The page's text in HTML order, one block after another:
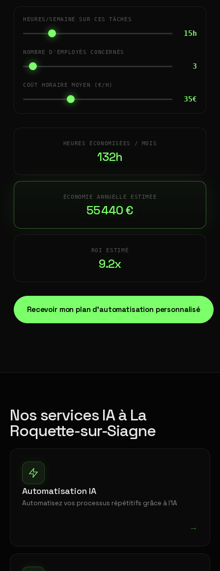
HEURES/SEMAINE SUR CES TÂCHES
15h
NOMBRE D'EMPLOYÉS CONCERNÉS
3
COÛT HORAIRE MOYEN (€/H)
35€
HEURES ÉCONOMISÉES / MOIS
132h
ÉCONOMIE ANNUELLE ESTIMÉE
55 440 €
ROI ESTIMÉ
9.2x
Recevoir mon plan d'automatisation personnalisé
Nos services IA à La
Roquette-sur-Siagne
Automatisation IA
Automatisez vos processus répétitifs grâce à l'IA
→